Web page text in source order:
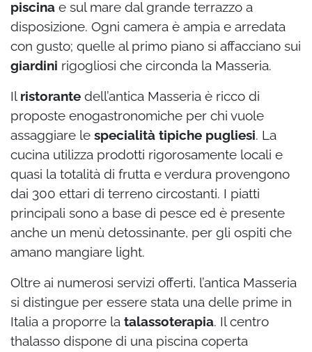
piscina e sul mare dal grande terrazzo a
disposizione. Ogni camera è ampia e arredata
con gusto; quelle al primo piano si affacciano sui
giardini rigogliosi che circonda la Masseria.
Il ristorante dell’antica Masseria è ricco di
proposte enogastronomiche per chi vuole
assaggiare le specialità tipiche pugliesi. La
cucina utilizza prodotti rigorosamente locali e
quasi la totalità di frutta e verdura provengono
dai 300 ettari di terreno circostanti. I piatti
principali sono a base di pesce ed è presente
anche un menù detossinante, per gli ospiti che
amano mangiare light.
Oltre ai numerosi servizi offerti, l’antica Masseria
si distingue per essere stata una delle prime in
Italia a proporre la talassoterapia. Il centro
thalasso dispone di una piscina coperta